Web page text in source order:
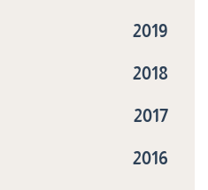
2019
2018
2017
2016